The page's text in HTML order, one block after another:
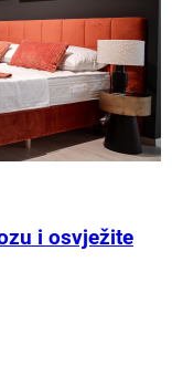
i osvježite